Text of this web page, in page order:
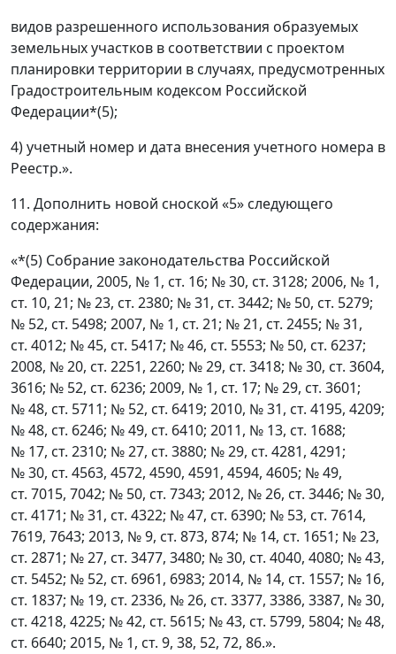
видов разрешенного использования образуемых
земельных участков в соответствии с проектом
планировки территории в случаях, предусмотренных
Градостроительным кодексом Российской
Федерации*(5);
4) учетный номер и дата внесения учетного номера в
Реестр.».
11. Дополнить новой сноской «5» следующего
содержания:
«*(5) Собрание законодательства Российской
Федерации, 2005, № 1, ст. 16; № 30, ст. 3128; 2006, № 1,
ст. 10, 21; № 23, ст. 2380; № 31, ст. 3442; № 50, ст. 5279;
№ 52, ст. 5498; 2007, № 1, ст. 21; № 21, ст. 2455; № 31,
ст. 4012; № 45, ст. 5417; № 46, ст. 5553; № 50, ст. 6237;
2008, № 20, ст. 2251, 2260; № 29, ст. 3418; № 30, ст. 3604,
3616; № 52, ст. 6236; 2009, № 1, ст. 17; № 29, ст. 3601;
№ 48, ст. 5711; № 52, ст. 6419; 2010, № 31, ст. 4195, 4209;
№ 48, ст. 6246; № 49, ст. 6410; 2011, № 13, ст. 1688;
№ 17, ст. 2310; № 27, ст. 3880; № 29, ст. 4281, 4291;
№ 30, ст. 4563, 4572, 4590, 4591, 4594, 4605; № 49,
ст. 7015, 7042; № 50, ст. 7343; 2012, № 26, ст. 3446; № 30,
ст. 4171; № 31, ст. 4322; № 47, ст. 6390; № 53, ст. 7614,
7619, 7643; 2013, № 9, ст. 873, 874; № 14, ст. 1651; № 23,
ст. 2871; № 27, ст. 3477, 3480; № 30, ст. 4040, 4080; № 43,
ст. 5452; № 52, ст. 6961, 6983; 2014, № 14, ст. 1557; № 16,
ст. 1837; № 19, ст. 2336, № 26, ст. 3377, 3386, 3387, № 30,
ст. 4218, 4225; № 42, ст. 5615; № 43, ст. 5799, 5804; № 48,
ст. 6640; 2015, № 1, ст. 9, 38, 52, 72, 86.».